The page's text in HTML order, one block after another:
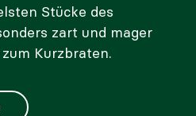
Stücke des
zart und mager
Kurzbraten.